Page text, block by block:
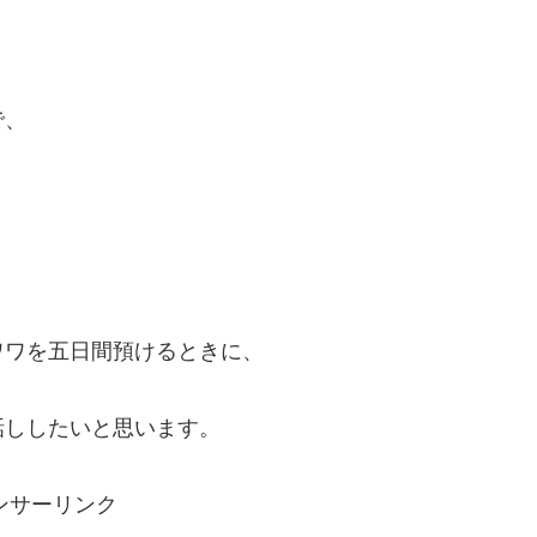
を五日間預けるときに、
したいと思います。
サーリンク